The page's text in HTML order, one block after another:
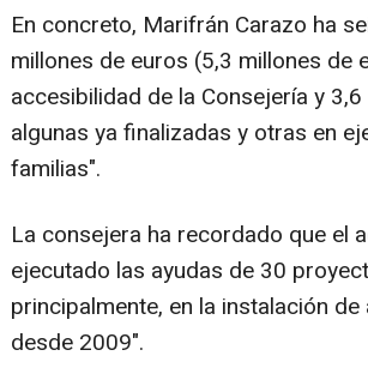
En concreto, Marifrán Carazo ha
millones de euros (5,3 millones de
accesibilidad de la Consejería y
algunas ya finalizadas y otras en
familias".
La consejera ha recordado que el
ejecutado las ayudas de 30
principalmente, en la instalación
desde 2009".